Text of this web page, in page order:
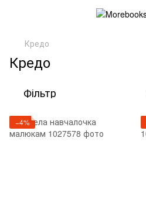
Кредо
Кредо
Фільтр
−4%